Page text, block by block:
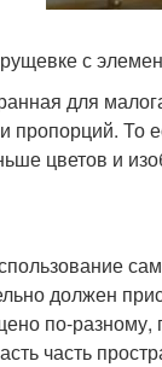
с
для
пропорций. То
цветов и
должен
по-разному,
часть